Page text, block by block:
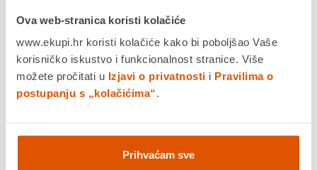
Ova web-stranica koristi kolačiće
www.ekupi.hr koristi kolačiće kako bi poboljšao Vaše
korisničko iskustvo i funkcionalnost stranice. Više
možete pročitati u Izjavi o privatnosti i Pravilima o
postupanju s „kolačićima“.
Prihvaćam sve
DODAJTE U KOŠARICU